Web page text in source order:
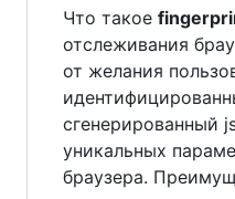
Что такое
отслеживания
от желания
сгенерированный
уникальных
браузера.